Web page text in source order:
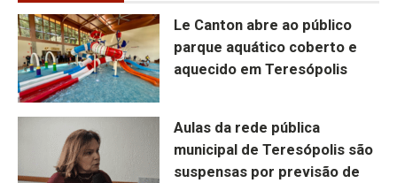
Le Canton abre ao público
parque aquático coberto e
aquecido em Teresópolis
Aulas da rede pública
municipal de Teresópolis são
suspensas por previsão de